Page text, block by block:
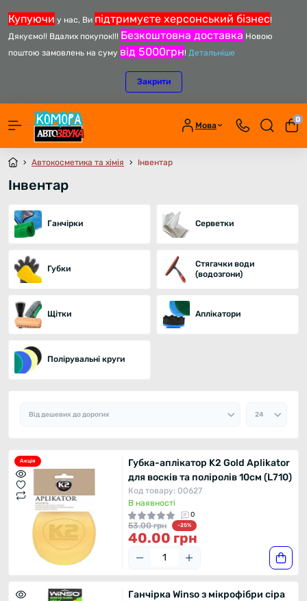
Купуючи у нас, Ви підтримуєте херсонський бізнес!
Дякуємо!! Вдалих покупок!!! Безкоштовна доставка Новою
поштою замовлень на суму від 5000грн! Детальніше
Закрити
Мова
0
Автокосметика та хімія Інвентар
Інвентар
Ганчірки Серветки
Губки
Стягачки води
(водозгони)
Щітки Аплікатори
Полірувальні круги
Акція
Губка-аплікатор K2 Gold Aplikator
для восків та поліролів 10см (L710)
Код товару: 00627
В наявності
0
53.00 грн -25%
40.00 грн
Ганчірка Winso з мікрофібри сіра